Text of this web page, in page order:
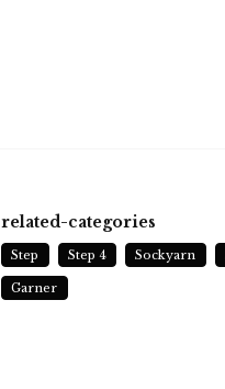
related-categories
Step Step 4 Sockyarn
Garner